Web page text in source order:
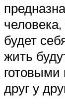
будет
жить
готовыми
друг у